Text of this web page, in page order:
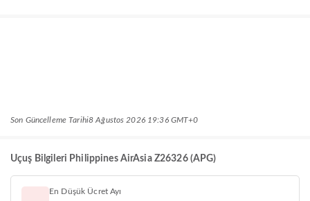
Son Güncelleme Tarihi8 Ağustos 2026 19:36 GMT+0
Uçuş Bilgileri Philippines AirAsia Z26326 (APG)
En Düşük Ücret Ayı